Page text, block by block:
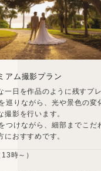
アム撮影プラン
一日を作品のように残すプ
巡りながら、光や景色の変
撮影を行います。
つけながら、細部までこだ
におすすめです。
時～）